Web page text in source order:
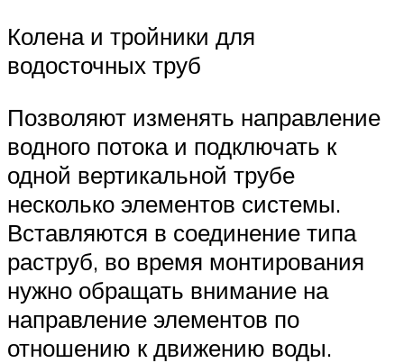
Колена и тройники для
водосточных труб
Позволяют изменять направление
водного потока и подключать к
одной вертикальной трубе
несколько элементов системы.
Вставляются в соединение типа
раструб, во время монтирования
нужно обращать внимание на
направление элементов по
отношению к движению воды.